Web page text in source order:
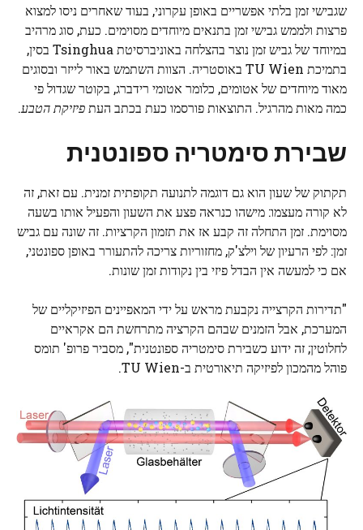
שגבישי זמן בלתי אפשריים באופן עקרוני, בעוד שאחרים ניסו למצוא
פרצות ולממש גבישי זמן בתנאים מיוחדים מסוימים. כעת, סוג מרהיב
במיוחד של גביש זמן נוצר בהצלחה באוניברסיטת Tsinghua בסין,
בתמיכת TU Wien באוסטריה. הצוות השתמש באור לייזר ובסוגים
מאוד מיוחדים של אטומים, כלומר אטומי רידברג, בקוטר שגדול פי
כמה מאות מהרגיל. התוצאות פורסמו כעת בכתב העתפיזיקת הטבע.
שבירת סימטריה ספונטנית
תקתוק של שעון הוא גם דוגמה לתנועה תקופתית זמנית. עם זאת, זה
לא קורה מעצמו: מישהו כנראה פצע את השעון והפעיל אותו בשעה
מסוימת. זמן התחלה זה קבע אז את תזמון הקרציות. זה שונה עם גביש
זמן: לפי הרעיון של וילצ'ק, מחזוריות צריכה להתעורר באופן ספונטני,
אם כי למעשה אין הבדל פיזי בין נקודות זמן שונות.
"תדירות הקרצייה נקבעת מראש על ידי המאפיינים הפיזיקליים של
המערכת, אבל הזמנים שבהם הקרציה מתרחשת הם אקראיים
לחלוטין; זה ידוע כשבירת סימטריה ספונטנית", מסביר פרופ' תומס
פוהל מהמכון לפיזיקה תיאורטית ב-TU Wien.